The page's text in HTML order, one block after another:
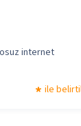
internet
ile